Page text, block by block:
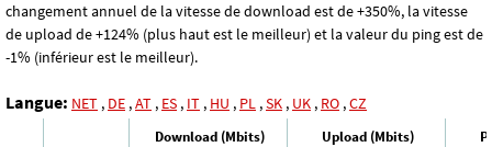
changement annuel de la vitesse de download est de +350%, la vitesse
de upload de +124% (plus haut est le meilleur) et la valeur du ping est de
-1% (inférieur est le meilleur).
Langue: NET , DE ,AT , ES , IT , HU , PL ,SK , UK , RO ,CZ
Download (Mbits) Upload (Mbits)